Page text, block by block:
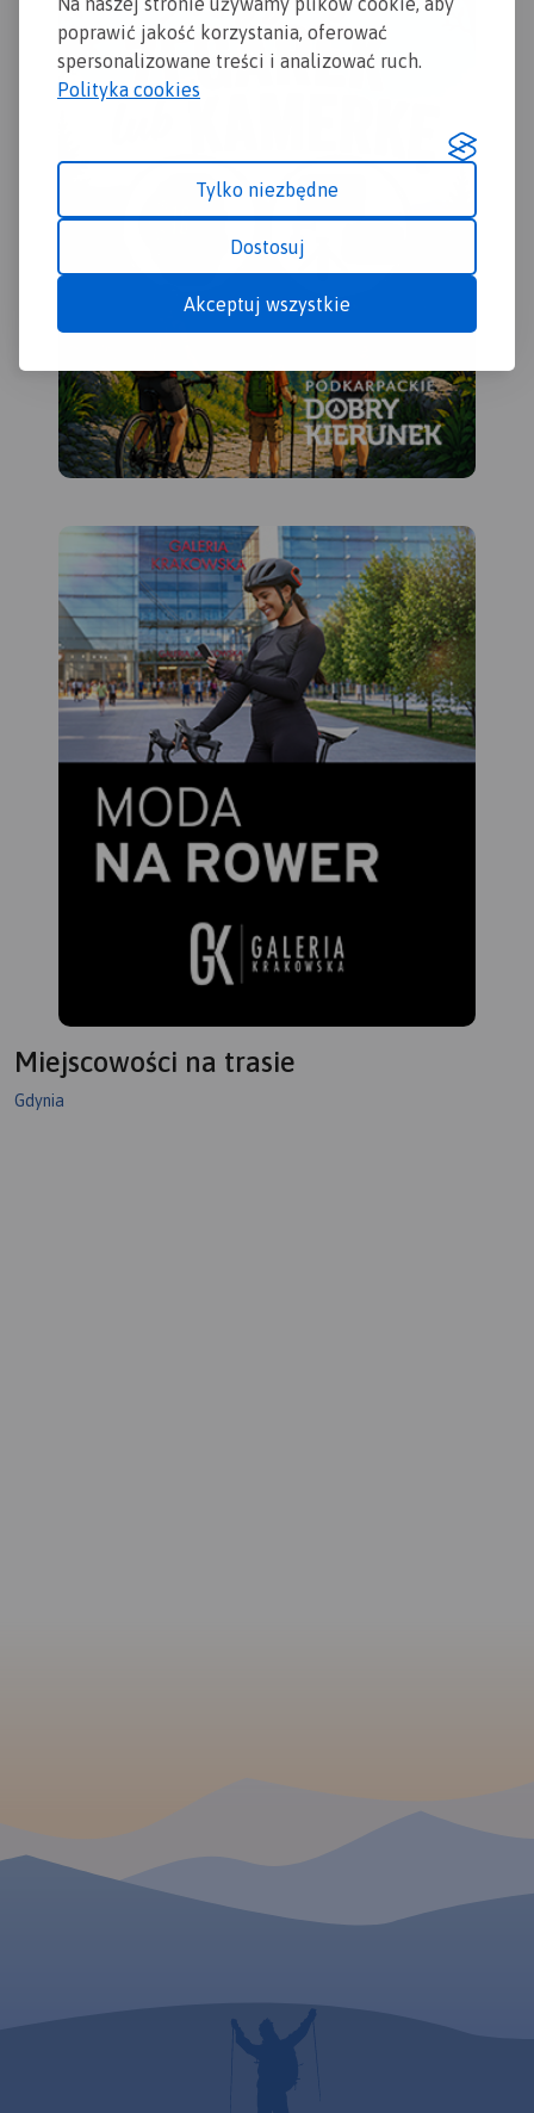
poprawić jakość korzystania, oferować
spersonalizowane treści i analizować ruch.
Polityka cookies
Tylko niezbędne
Dostosuj
Akceptuj wszystkie
Miejscowości na trasie
Gdynia